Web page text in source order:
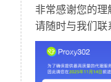
非常感谢您的理
请随时与我们联